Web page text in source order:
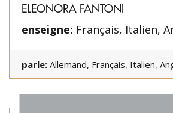
ELEONORA FANTONI
enseigne: Français, Italien,
parle: Allemand, Français, Italien,